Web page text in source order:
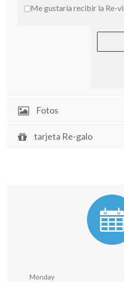
Me gustaría recibir la Re-
Fotos
tarjeta Re-galo
Monday